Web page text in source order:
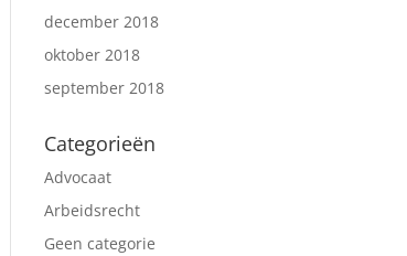
december 2018
oktober 2018
september 2018
Categorieën
Advocaat
Arbeidsrecht
Geen categorie